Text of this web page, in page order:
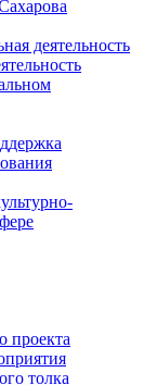
деятельность
проекта
толка